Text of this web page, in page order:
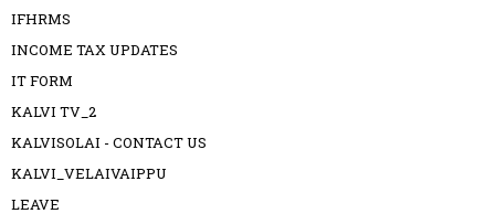
IFHRMS
INCOME TAX UPDATES
IT FORM
KALVI TV_2
KALVISOLAI - CONTACT US
KALVI_VELAIVAIPPU
LEAVE